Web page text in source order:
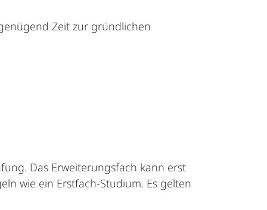
Zeit zur gründlichen
Das Erweiterungsfach kann erst
wie ein Erstfach-Studium. Es gelten